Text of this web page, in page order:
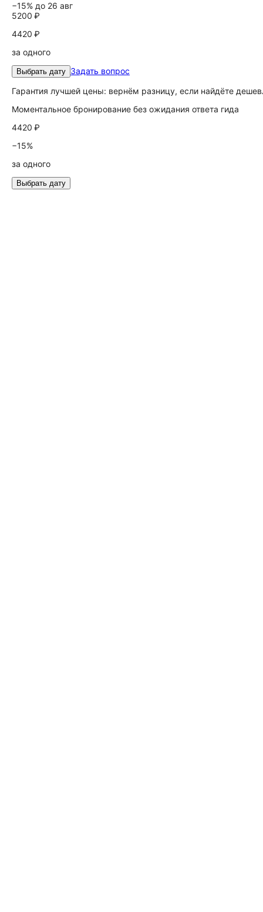
−15% до 26 авг
5200 ₽
4420 ₽
за одного
Выбрать дату Задать вопрос
Гарантия лучшей цены: вернём разницу, если найдёте
Моментальное бронирование без ожидания ответа гида
4420 ₽
−15%
за одного
Выбрать дату